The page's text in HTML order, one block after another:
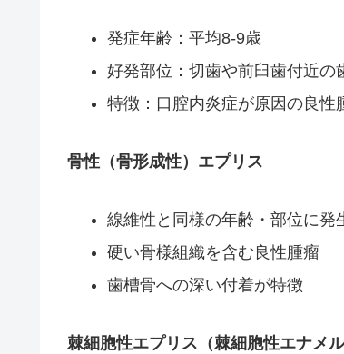
発症年齢：平均8-9歳
好発部位：切歯や前臼歯付近の
特徴：口腔内炎症が原因の良性
骨性（骨形成性）エプリス
線維性と同様の年齢・部位に発
硬い骨様組織を含む良性腫瘤
歯槽骨への深い付着が特徴
棘細胞性エプリス（棘細胞性エナメル